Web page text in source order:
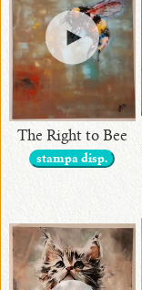
The Right to Bee
stampa disp.